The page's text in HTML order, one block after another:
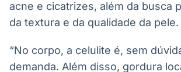
Investimentos
Em breve
acne e cicatrizes, além da busca
da textura e da qualidade da pele.
“No corpo, a celulite é, sem
demanda. Além disso, gordura